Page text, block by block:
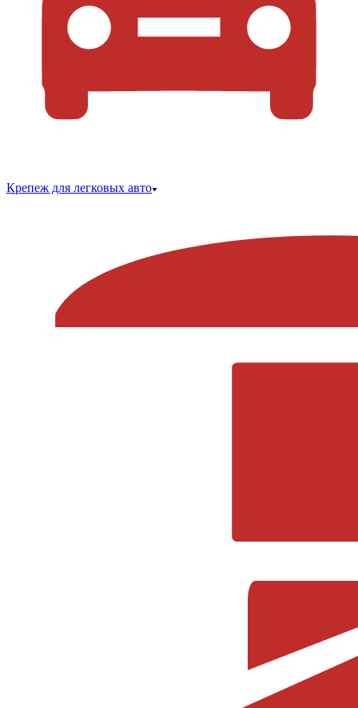
Крепеж для легковых авто